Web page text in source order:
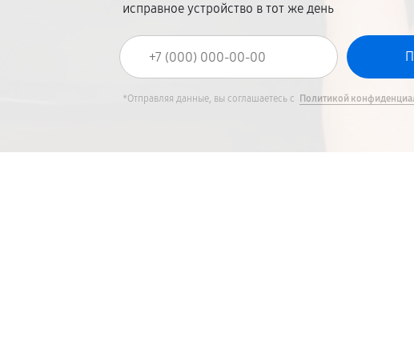
исправное устройство в тот же день
*Отправляя данные, вы соглашаетесь с Политикой